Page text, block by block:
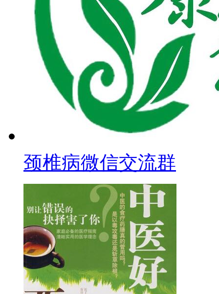
颈椎病微信交流群